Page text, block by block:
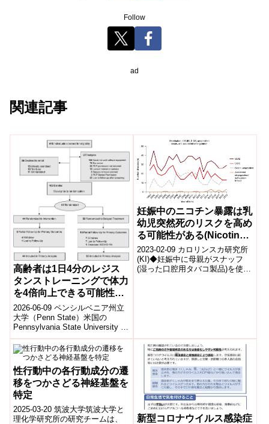
Follow
ad
関連記事
高齢者は1日4分のレジス
タンストレーニングで体力
を4倍向上できる可能性
(Four Minutes of Daily
Resistance Training Can
Quadruple Fitness in
Older Adults)
2026-06-09 ペンシルベニア州立
大学（Penn State）米国の
Pennsylvania State University の
研究チームは、高齢者に...
妊娠中のニコチン暴露は乳
幼児突然死のリスクを高め
る可能性がある(Nicotine
exposure during
pregnancy may increase
risk of sudden infant
2023-02-09 カロリンスカ研究所
(KI)◆妊娠中に母親がスナッフ
(湿った口腔用タバコ製品)を使用
性行動中の各行動成分の遷
移をつかさどる神経基盤を
特定
2025-03-20 筑波大学​筑波大学と
理化学研究所の研究チームは、
新型コロナウイルス感染症